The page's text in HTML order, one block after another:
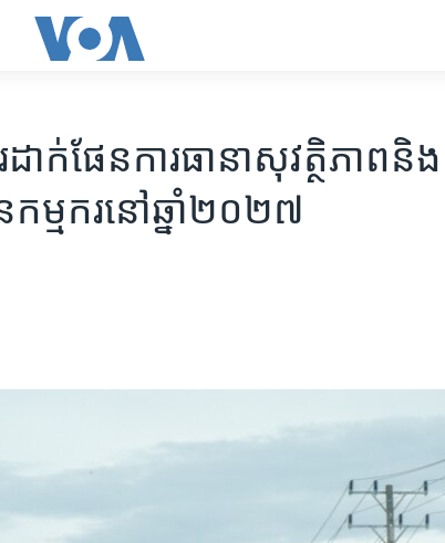
ដាក់​ផែនការ​ធានា​សុវត្ថិភាព​និង​
ម្មករ​នៅ​ឆ្នាំ​២០២៧